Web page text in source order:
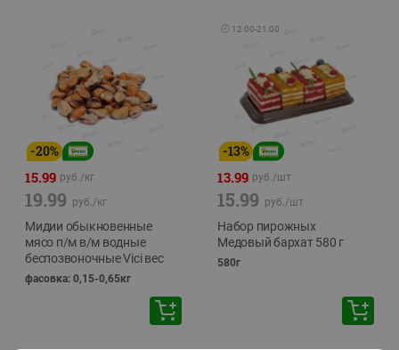
-20%
15.99 руб./кг
19.99 руб./кг
Мидии обыкновенные
мясо п/м в/м водные
беспозвоночные Vici вес
фасовка: 0,15-0,65кг
🕘 12:00-21:00
-13%
13.99 руб./шт
15.99 руб./шт
Набор пирожных
Медовый бархат 580 г
580г